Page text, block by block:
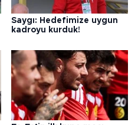
Saygı: Hedefimize uygun
kadroyu kurduk!